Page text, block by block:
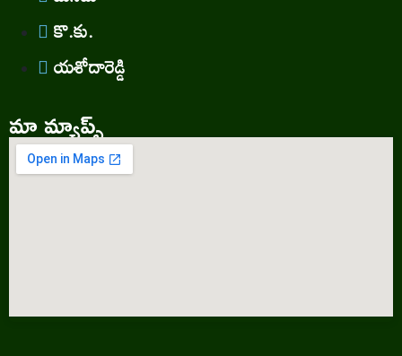
కొ.కు.
యశోదారెడ్డి
మా మ్యాప్స్